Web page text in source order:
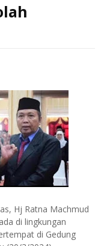
Hj Ratna Machmud
di lingkungan
di Gedung